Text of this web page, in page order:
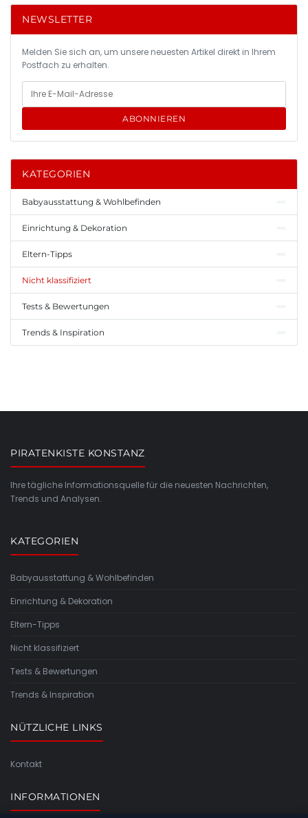
NEWSLETTER
Melden Sie sich an, um unsere neuesten Artikel direkt in Ihrem
Postfach zu erhalten.
ABONNIEREN
KATEGORIEN
Babyausstattung & Wohlbefinden
Einrichtung & Dekoration
Eltern-Tipps
Nicht klassifiziert
Tests & Bewertungen
Trends & Inspiration
PIRATENKISTE KONSTANZ
Ihre tägliche Informationsquelle für die neuesten Nachrichten,
Trends und Analysen.
KATEGORIEN
Babyausstattung & Wohlbefinden
Einrichtung & Dekoration
Eltern-Tipps
Nicht klassifiziert
Tests & Bewertungen
Trends & Inspiration
NÜTZLICHE LINKS
Kontakt
INFORMATIONEN